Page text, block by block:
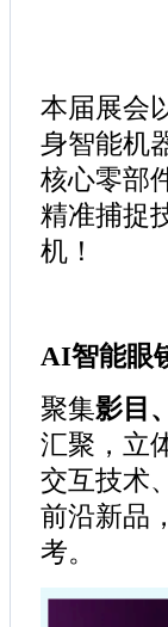
本届展会
身智能机
核心零部
精准捕捉
机！
AI智能眼
聚集影目
汇聚，立
交互技术
前沿新品
考。